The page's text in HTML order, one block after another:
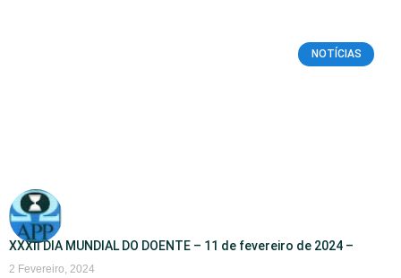
NOTÍCIAS
XXXII DIA MUNDIAL DO DOENTE – 11 de fevereiro de 2024 –
2 Fevereiro, 2024